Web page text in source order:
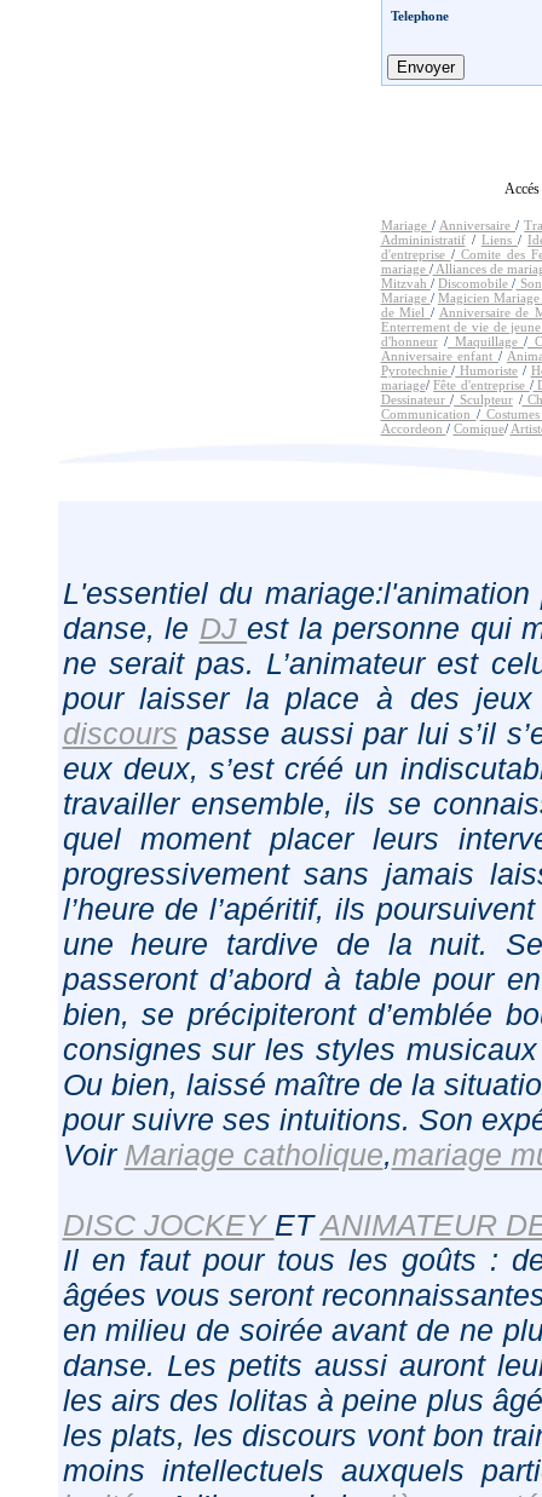
Telephone
Mariage / Anniversaire/
Admininistratif/ Liens /
d'entreprise /Comite des
mariage /Alliances de
Mitzvah /Discomobile/
Mariage / Magicien
de Miel / Anniversaire de
Enterrement de vie de
d'honneur/ Maquillage /
Anniversaire enfant /
Pyrotechnie/ Humoriste /
mariage/Fête d'entreprise /
Dessinateur/ Sculpteur/
Communication /
Accordeon / Comique/
L'essentiel du
danse, le DJest la personne qui
ne serait pas. L’animateur est
pour laisser la place à des jeux
discours passe aussi par lui s’il
eux deux, s’est créé un
travailler ensemble, ils se
quel moment placer leurs
progressivement sans jamais
l’heure de l’apéritif, ils
une heure tardive de la nuit.
passeront d’abord à table pour
bien, se précipiteront d’emblée
consignes sur les styles
Ou bien, laissé maître de la
pour suivre ses intuitions. Son
Voir Mariage catholique,mariage
DISC JOCKEY ETANIMATEUR
Il en faut pour tous les goûts :
âgées vous seront
en milieu de soirée avant de ne
danse. Les petits aussi auront
les airs des lolitas à peine plus
les plats, les discours vont bon
moins intellectuels auxquels